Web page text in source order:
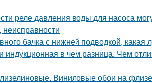
реле давления воды для насоса
неисправности
бачка с нижней подводкой, какая
индукционная в чем разница. Чем
Виниловые обои на